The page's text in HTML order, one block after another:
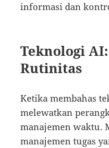
informasi dan
Teknologi
Rutinitas
Ketika membahas
melewatkan
manajemen waktu.
manajemen tugas